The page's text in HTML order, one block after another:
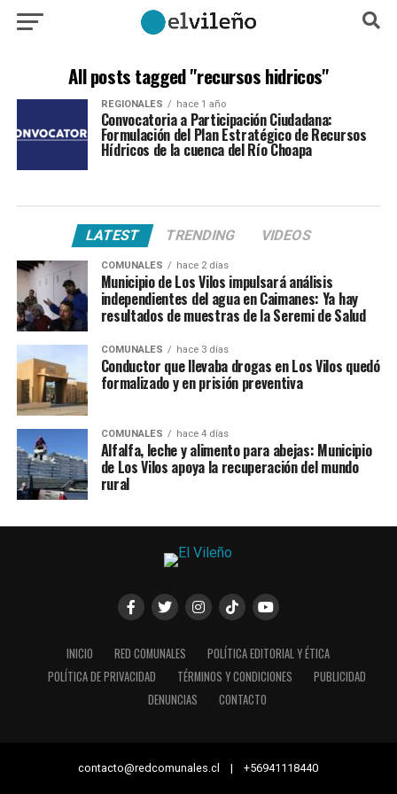
All posts tagged "recursos hidricos"
REGIONALES hace 1 año
Convocatoria a Participación Ciudadana:
Formulación del Plan Estratégico de Recursos
Hídricos de la cuenca del Río Choapa
LATEST TRENDING VIDEOS
COMUNALES hace 2 días
Municipio de Los Vilos impulsará análisis
independientes del agua en Caimanes: Ya hay
resultados de muestras de la Seremi de Salud
COMUNALES hace 3 días
Conductor que llevaba drogas en Los Vilos quedó
formalizado y en prisión preventiva
COMUNALES hace 4 días
Alfalfa, leche y alimento para abejas: Municipio
de Los Vilos apoya la recuperación del mundo
rural
INICIO RED COMUNALES
POLÍTICA EDITORIAL Y ÉTICA
POLÍTICA DE PRIVACIDAD
TÉRMINOS Y CONDICIONES
PUBLICIDAD
DENUNCIAS
CONTACTO
contacto@redcomunales.cl | +56941118440